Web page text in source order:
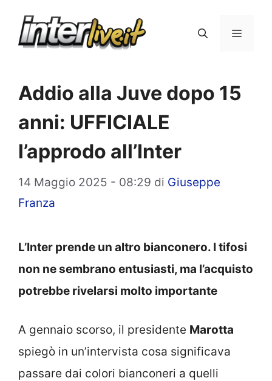
Menu
Addio alla Juve dopo 15
anni: UFFICIALE
l’approdo all’Inter
14 Maggio 2025 - 08:29 di Giuseppe
Franza
L’Inter prende un altro bianconero. I tifosi
non ne sembrano entusiasti, ma l’acquisto
potrebbe rivelarsi molto importante
A gennaio scorso, il presidente Marotta
spiegò in un’intervista cosa significava
passare dai colori bianconeri a quelli